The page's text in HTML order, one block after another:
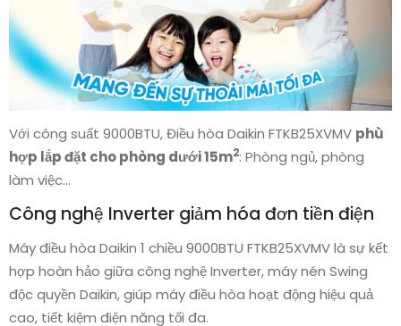
Với công suất 9000BTU, Điều hòa Daikin FTKB25XVMV phù
hợp lắp đặt cho phòng dưới 15m2: Phòng ngủ, phòng
làm việc…
Công nghệ Inverter giảm hóa đơn tiền điện
Máy điều hòa Daikin 1 chiều 9000BTU FTKB25XVMV là sự kết
hợp hoàn hảo giữa công nghệ Inverter, máy nén Swing
độc quyền Daikin, giúp máy điều hòa hoạt động hiệu quả
cao, tiết kiệm điện năng tối đa.